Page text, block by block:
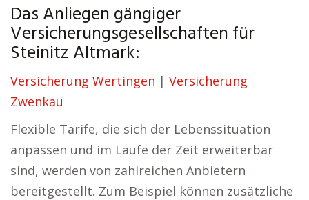
Das Anliegen gängiger
Versicherungsgesellschaften für
Steinitz Altmark:
Versicherung Wertingen | Versicherung
Zwenkau
Flexible Tarife, die sich der Lebenssituation
anpassen und im Laufe der Zeit erweiterbar
sind, werden von zahlreichen Anbietern
bereitgestellt. Zum Beispiel können zusätzliche